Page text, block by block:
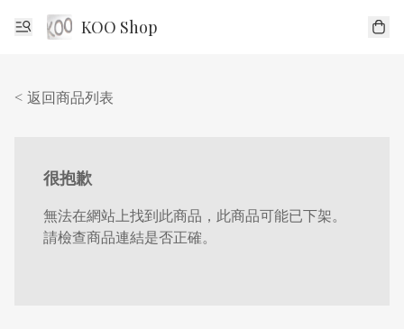
KOO Shop
< 返回商品列表
很抱歉
無法在網站上找到此商品，此商品可能已下架。
請檢查商品連結是否正確。